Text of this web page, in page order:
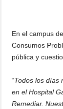
En el campus
Consumos
pública y
“Todos los días
en el Hospital
Remediar.